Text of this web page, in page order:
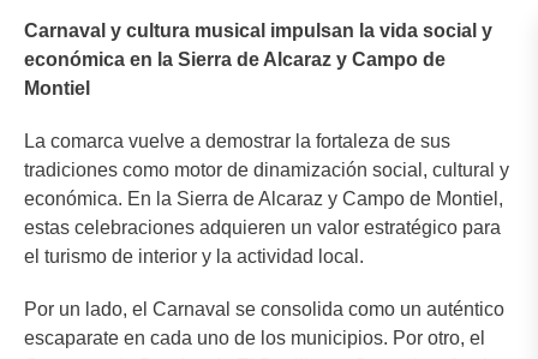
Carnaval y cultura musical impulsan la vida social y
económica en la Sierra de Alcaraz y Campo de
Montiel
La comarca vuelve a demostrar la fortaleza de sus
tradiciones como motor de dinamización social, cultural y
económica. En la Sierra de Alcaraz y Campo de Montiel,
estas celebraciones adquieren un valor estratégico para
el turismo de interior y la actividad local.
Por un lado, el Carnaval se consolida como un auténtico
escaparate en cada uno de los municipios. Por otro, el